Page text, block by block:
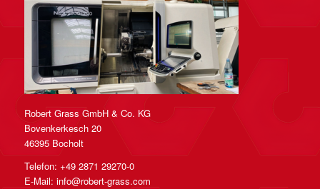
Robert Grass GmbH & Co. KG
Bovenkerkesch 20
46395 Bocholt
Telefon: +49 2871 29270-0
E-Mail: info@robert-grass.com